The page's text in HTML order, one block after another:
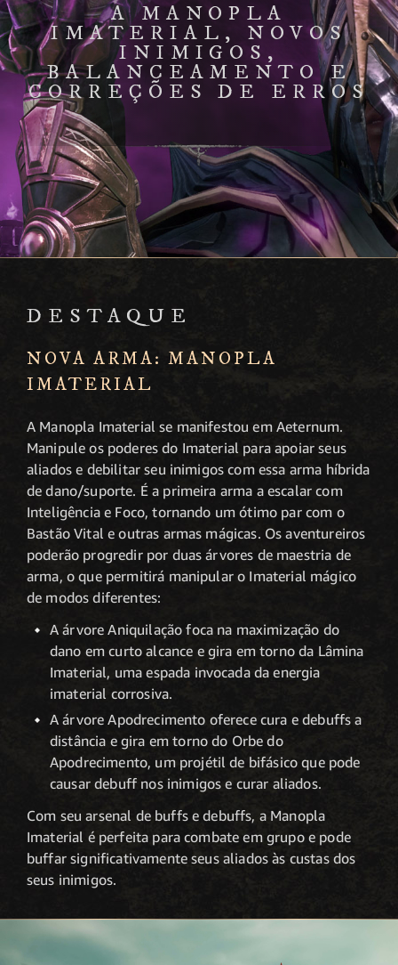
A MANOPLA
IMATERIAL, NOVOS
INIMIGOS,
BALANCEAMENTO E
CORREÇÕES DE ERROS
DESTAQUE
NOVA ARMA: MANOPLA
IMATERIAL
A Manopla Imaterial se manifestou em Aeternum.
Manipule os poderes do Imaterial para apoiar seus
aliados e debilitar seu inimigos com essa arma híbrida
de dano/suporte. É a primeira arma a escalar com
Inteligência e Foco, tornando um ótimo par com o
Bastão Vital e outras armas mágicas. Os aventureiros
poderão progredir por duas árvores de maestria de
arma, o que permitirá manipular o Imaterial mágico
de modos diferentes:
A árvore Aniquilação foca na maximização do
dano em curto alcance e gira em torno da Lâmina
Imaterial, uma espada invocada da energia
imaterial corrosiva.
A árvore Apodrecimento oferece cura e debuffs a
distância e gira em torno do Orbe do
Apodrecimento, um projétil de bifásico que pode
causar debuff nos inimigos e curar aliados.
Com seu arsenal de buffs e debuffs, a Manopla
Imaterial é perfeita para combate em grupo e pode
buffar significativamente seus aliados às custas dos
seus inimigos.